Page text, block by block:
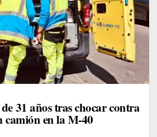
31 años tras chocar contra
camión en la M-40